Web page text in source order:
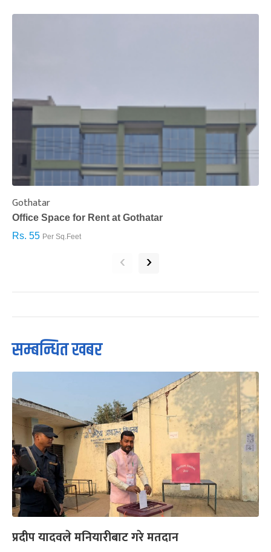
Gothatar
Office Space for Rent at Gothatar
Rs. 55 Per Sq.Feet
‹ ›
सम्बन्धित खबर
प्रदीप यादवले मनियारीबाट गरे मतदान